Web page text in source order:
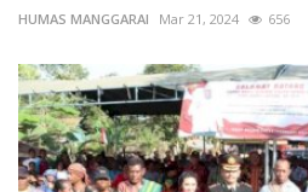
HUMAS MANGGARAI Mar 21, 2024 656